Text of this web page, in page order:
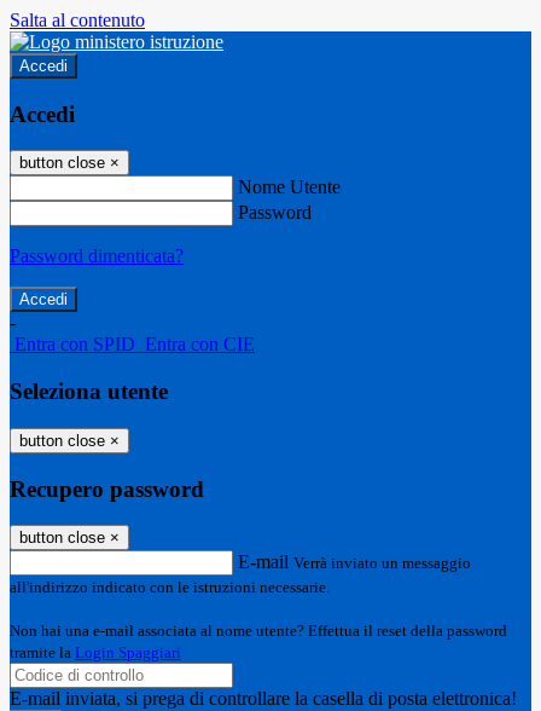
Salta al contenuto
Accedi
Accedi
button close ×
Nome Utente
Password
Password dimenticata?
-
Entra con SPID Entra con CIE
Seleziona utente
button close ×
Recupero password
button close ×
E-mail Verrà inviato un messaggio
all'indirizzo indicato con le istruzioni necessarie.
Non hai una e-mail associata al nome utente? Effettua il reset della password
tramite la Login Spaggiari
E-mail inviata, si prega di controllare la casella di posta elettronica!